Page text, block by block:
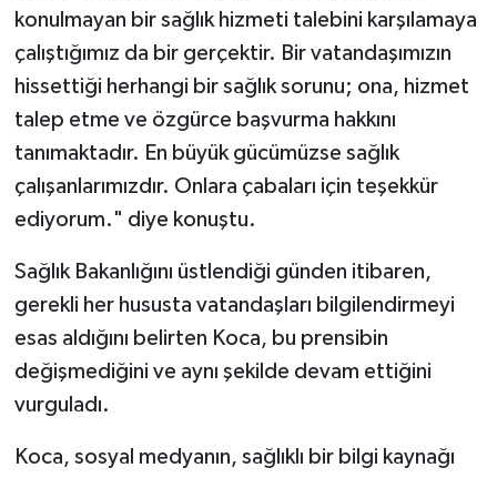
konulmayan bir sağlık hizmeti talebini karşılamaya
çalıştığımız da bir gerçektir. Bir vatandaşımızın
hissettiği herhangi bir sağlık sorunu; ona, hizmet
talep etme ve özgürce başvurma hakkını
tanımaktadır. En büyük gücümüzse sağlık
çalışanlarımızdır. Onlara çabaları için teşekkür
ediyorum." diye konuştu.
Sağlık Bakanlığını üstlendiği günden itibaren,
gerekli her hususta vatandaşları bilgilendirmeyi
esas aldığını belirten Koca, bu prensibin
değişmediğini ve aynı şekilde devam ettiğini
vurguladı.
Koca, sosyal medyanın, sağlıklı bir bilgi kaynağı